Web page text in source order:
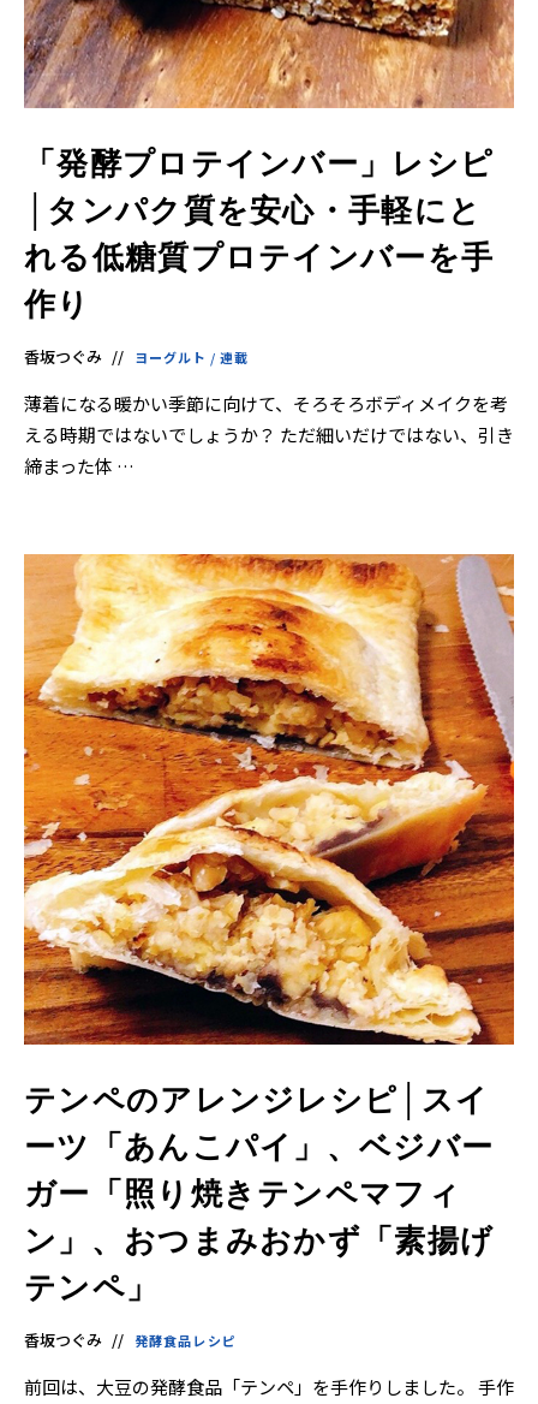
「発酵プロテインバー」レシピ
│タンパク質を安心・手軽にと
れる低糖質プロテインバーを手
作り
香坂つぐみ ヨーグルト / 連載
薄着になる暖かい季節に向けて、そろそろボディメイクを考
える時期ではないでしょうか？ ただ細いだけではない、引き
締まった体 …
テンペのアレンジレシピ│スイ
ーツ「あんこパイ」、ベジバー
ガー「照り焼きテンペマフィ
ン」、おつまみおかず「素揚げ
テンペ」
香坂つぐみ 発酵食品レシピ
前回は、大豆の発酵食品「テンペ」を手作りしました。 手作